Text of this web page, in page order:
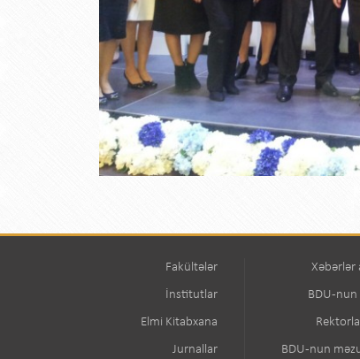
Fakültələr
İnstitutlar
Elmi Kitabxana
Jurnallar
Xəbərlər
BDU-nun
BDU-nun